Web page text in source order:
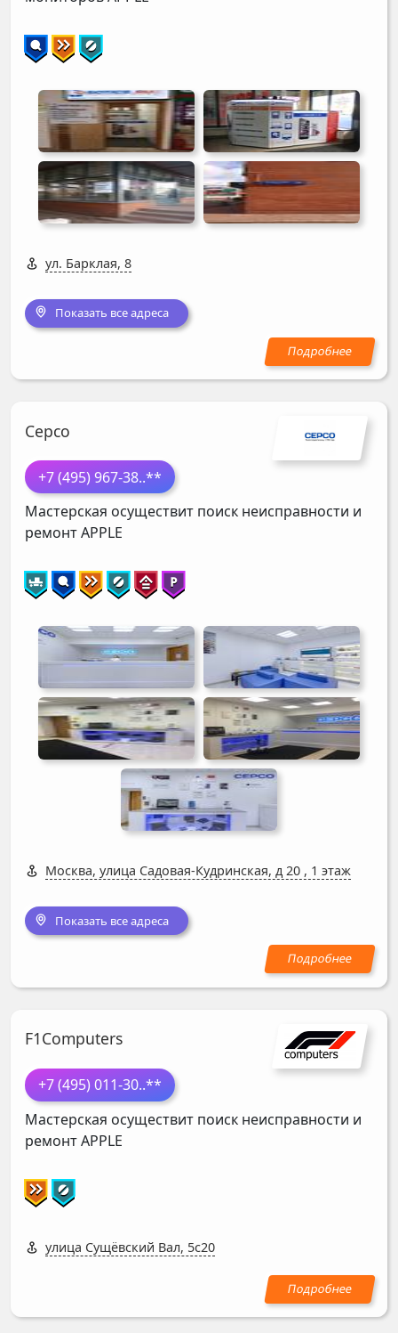
ул. Барклая, 8
Показать все адреса
Серсо
+7 (495) 967-38..**
Мастерская осуществит поиск неисправности и
ремонтAPPLE
Москва, улица Садовая-Кудринская, д 20 , 1 этаж
Показать все адреса
F1Computers
+7 (495) 011-30..**
Мастерская осуществит поиск неисправности и
ремонтAPPLE
улица Сущёвский Вал, 5с20